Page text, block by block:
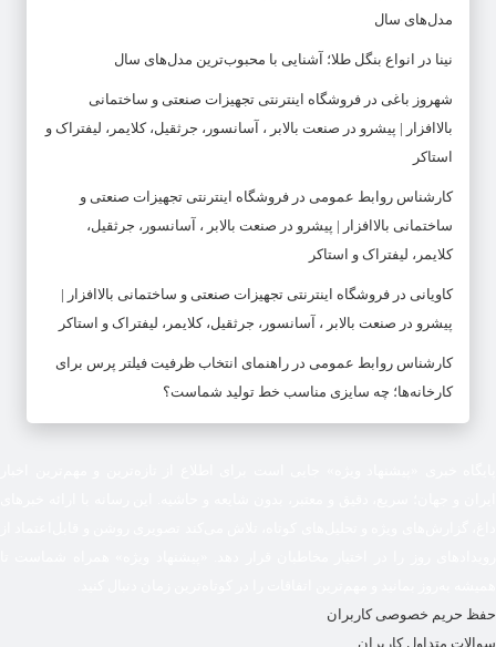
مدل‌های سال
نینا در انواع بنگل طلا؛ آشنایی با محبوب‌ترین مدل‌های سال
شهروز باغی در فروشگاه اینترنتی تجهیزات صنعتی و ساختمانی
بالاافزار | پیشرو در صنعت بالابر ، آسانسور، جرثقیل، کلایمر، لیفتراک و
استاکر
کارشناس روابط عمومی در فروشگاه اینترنتی تجهیزات صنعتی و
ساختمانی بالاافزار | پیشرو در صنعت بالابر ، آسانسور، جرثقیل،
کلایمر، لیفتراک و استاکر
کاویانی در فروشگاه اینترنتی تجهیزات صنعتی و ساختمانی بالاافزار |
پیشرو در صنعت بالابر ، آسانسور، جرثقیل، کلایمر، لیفتراک و استاکر
کارشناس روابط عمومی در راهنمای انتخاب ظرفیت فیلتر پرس برای
کارخانه‌ها؛ چه سایزی مناسب خط تولید شماست؟
حفظ حریم خصوصی کاربران
سوالات متداول کاربران